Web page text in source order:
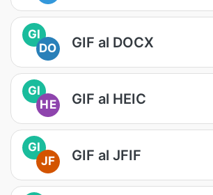
GI
DO
GIF al DOCX
GI
HE
GIF al HEIC
GI
JF
GIF al JFIF